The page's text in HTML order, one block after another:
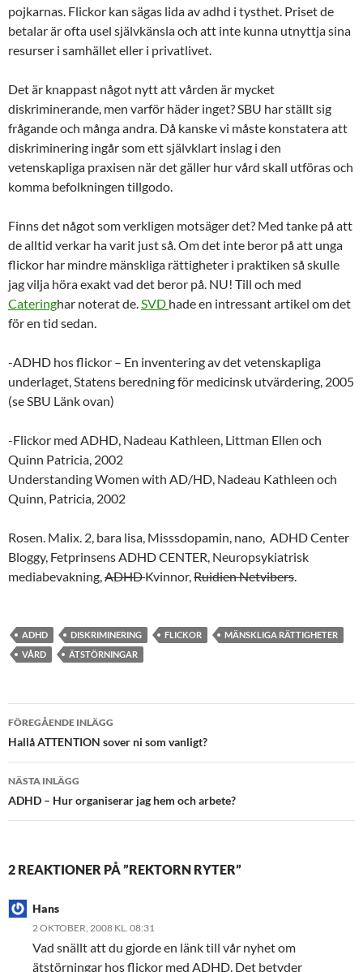
pojkarnas. Flickor kan sägas lida av adhd i tysthet. Priset de
betalar är ofta usel självkänsla och att inte kunna utnyttja sina
resurser i samhället eller i privatlivet.
Det är knappast något nytt att vården är mycket
diskriminerande, men varför häder inget? SBU har ställt sig
frågande och många andra. Då kanske vi måste konstatera att
diskriminering ingår som ett självklart inslag i den
vetenskapliga praxisen när det gäller hur vård skall utföras och
komma befolkningen tillgodo.
Finns det något som verkligen motsäger det? Med tanke på att
de alltid verkar ha varit just så. Om det inte beror på att unga
flickor har mindre mänskliga rättigheter i praktiken så skulle
jag vilja höra exakt vad det beror på. NU! Till och med
Cateringhar noterat de.SVD hade en intressant artikel om det
för en tid sedan.
-ADHD hos flickor – En inventering av det vetenskapliga
underlaget, Statens beredning för medicinsk utvärdering, 2005
(se SBU Länk ovan)
-Flickor med ADHD, Nadeau Kathleen, Littman Ellen och
Quinn Patricia, 2002
Understanding Women with AD/HD, Nadeau Kathleen och
Quinn, Patricia, 2002
Rosen. Malix. 2, bara lisa, Misssdopamin, nano, ADHD Center
Bloggy, Fetprinsens ADHD CENTER, Neuropsykiatrisk
mediabevakning,ADHDKvinnor,Ruidien Netvibers.
ADHD DISKRIMINERING FLICKOR
MÄNSKLIGA RÄTTIGHETER
VÅRD
ÄTSTÖRNINGAR
Inläggsnavigering
FÖREGÅENDE INLÄGG
Hallå ATTENTION sover ni som vanligt?
NÄSTA INLÄGG
ADHD – Hur organiserar jag hem och arbete?
2 REAKTIONER PÅ ”REKTORN RYTER”
Hans
2 OKTOBER, 2008 KL. 08:31
Vad snällt att du gjorde en länk till vår nyhet om
ätstörningar hos flickor med ADHD. Det betyder